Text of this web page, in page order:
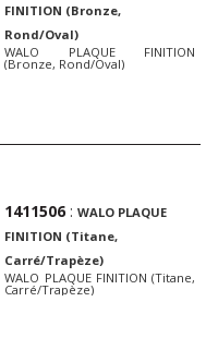
FINITION (Bronze,
Rond/Oval)
WALO PLAQUE FINITION
(Bronze, Rond/Oval)
1411506 :WALO PLAQUE
FINITION (Titane,
Carré/Trapèze)
WALO PLAQUE FINITION (Titane,
Carré/Trapèze)